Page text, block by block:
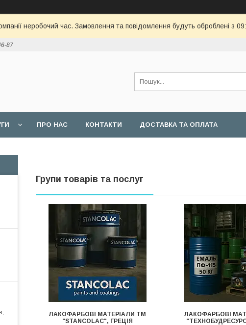
неробочий час. Замовлення та повідомлення будуть оброблені з
87
ПРО НАС КОНТАКТИ ДОСТАВКА ТА ОПЛАТА
Групи товарів та послуг
ЛАКОФАРБОВІ МАТЕРІАЛИ ТМ
"STANCOLAC", ГРЕЦІЯ
ЛАКОФАРБОВІ